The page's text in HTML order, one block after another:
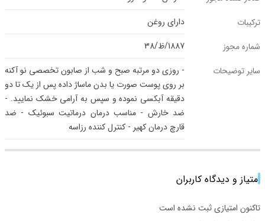
ترکیبات
دارای روغن
شماره مجوز
1887/ظ/38
سایر توضیحات
- روزی دو مرتبه صبح و شب از صابون تخصصی نو آکنه
بر روی پوست صورت یا بدن ماساژ داده پس از یک تا دو
دقیقه آبکسی نموده و سپس به آرامی خشک نمایید. -
ضد خارش - مناسب درمان درماتیت سبوئیک - ضد
قارچ درمان کهیر - کنترل کننده رزاسه
امتیاز و دیدگاه کاربران
تاکنون امتیازی ثبت نشده است